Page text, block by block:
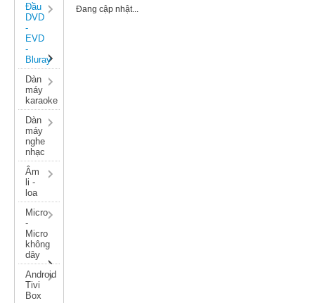
Đầu
DVD
-
EVD
-
Bluray
Dàn
máy
karaoke
Dàn
máy
nghe
nhạc
Âm
li -
loa
Micro
-
Micro
không
dây
Android
Tivi
Box
Đang cập nhật...